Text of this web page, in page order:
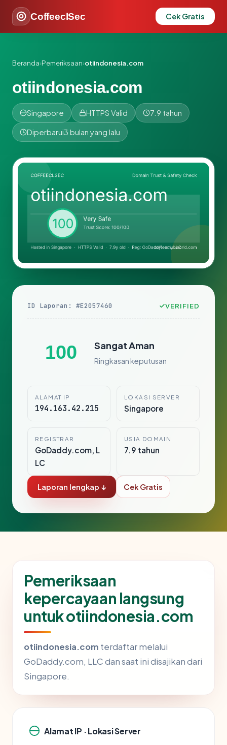
CoffeeclSec Cek Gratis
Beranda›Pemeriksaan›otiindonesia.com
otiindonesia.com
Singapore HTTPS Valid 7.9 tahun
Diperbarui3 bulan yang lalu
ID Laporan: #E2057460 VERIFIED
100 Sangat Aman
Ringkasan keputusan
ALAMAT IP
194.163.42.215
LOKASI SERVER
Singapore
REGISTRAR
GoDaddy.com, L
LC
USIA DOMAIN
7.9 tahun
Laporan lengkap ↓ Cek Gratis
Pemeriksaan
kepercayaan langsung
untuk otiindonesia.com
otiindonesia.com terdaftar melalui
GoDaddy.com, LLC dan saat ini disajikan dari
Singapore.
Alamat IP · Lokasi Server